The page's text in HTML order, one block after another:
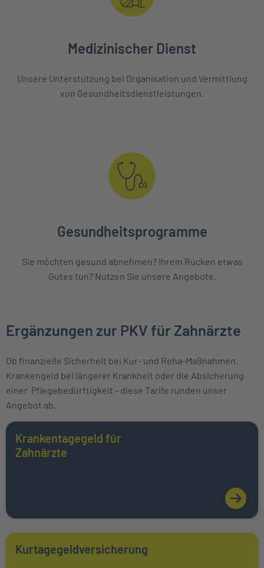
Medizinischer Dienst
Unsere Unterstützung bei Organisation und Vermittlung
von Gesundheitsdienstleistungen.
Gesundheitsprogramme
Sie möchten gesund abnehmen? Ihrem Rücken etwas
Gutes tun? Nutzen Sie unsere Angebote.
Ergänzungen zur PKV für Zahnärzte
Ob finanzielle Sicherheit bei Kur- und Reha-Maßnahmen,
Krankengeld bei längerer Krankheit oder die Absicherung
einer Pflegebedürftigkeit - diese Tarife runden unser
Angebot ab.
Weiter zu Krankentagegeld für <br/>Zahnärzte
Krankentagegeld für
Zahnärzte
Mehr über erfahren
Weiter zu Kurtagegeldversicherung
Kurtagegeldversicherung
Mehr über erfahren